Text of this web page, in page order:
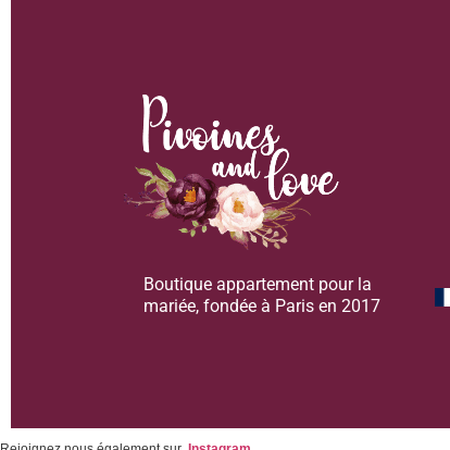
Boutique appartement pour la
mariée, fondée à Paris en 2017